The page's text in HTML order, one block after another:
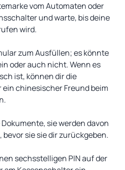
vom Automaten oder
und warte, bis deine
wird.
zum Ausfüllen; es könnte
oder auch nicht. Wenn es
ist, können dir die
ein chinesischer Freund beim
sie werden davon
bevor sie sie dir zurückgeben.
sechsstelligen PIN auf der